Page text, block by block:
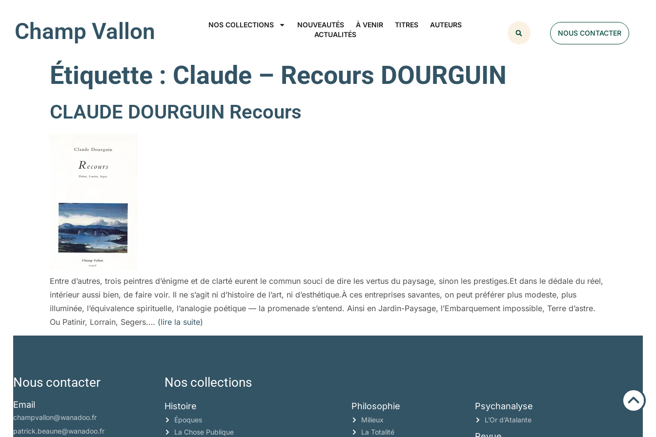
Champ Vallon NOS COLLECTIONS NOUVEAUTÉS À VENIR TITRES
AUTEURS
ACTUALITÉS
NOUS CONTACTER
Étiquette : Claude – Recours DOURGUIN
CLAUDE DOURGUIN Recours
Entre d’autres, trois peintres d’énigme et de clarté eurent le commun souci de dire les vertus du paysage, sinon les prestiges.Et dans le dédale du réel,
intérieur aussi bien, de faire voir. Il ne s’agit ni d’histoire de l’art, ni d’esthétique.À ces entreprises savantes, on peut préférer plus modeste, plus
illuminée, l’équivalence spirituelle, l’analogie poétique — la promenade s’entend. Ainsi en Jardin-Paysage, l’Embarquement impossible, Terre d’astre.
Ou Patinir, Lorrain, Segers.… (lire la suite)
Nous contacter
Email
champvallon@wanadoo.fr
patrick.beaune@wanadoo.fr
Nos collections
Histoire
Époques
La Chose Publique
Philosophie
Milieux
La Totalité
Psychanalyse
L’Or d’Atalante